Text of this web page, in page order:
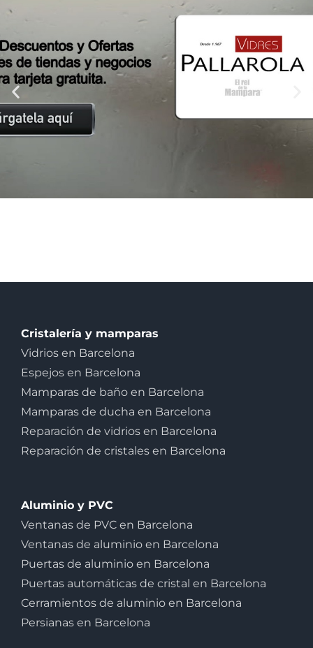
Cristalería y mamparas
Vidrios en Barcelona
Espejos en Barcelona
Mamparas de baño en Barcelona
Mamparas de ducha en Barcelona
Reparación de vidrios en Barcelona
Reparación de cristales en Barcelona
Aluminio y PVC
Ventanas de PVC en Barcelona
Ventanas de aluminio en Barcelona
Puertas de aluminio en Barcelona
Puertas automáticas de cristal en Barcelona
Cerramientos de aluminio en Barcelona
Persianas en Barcelona